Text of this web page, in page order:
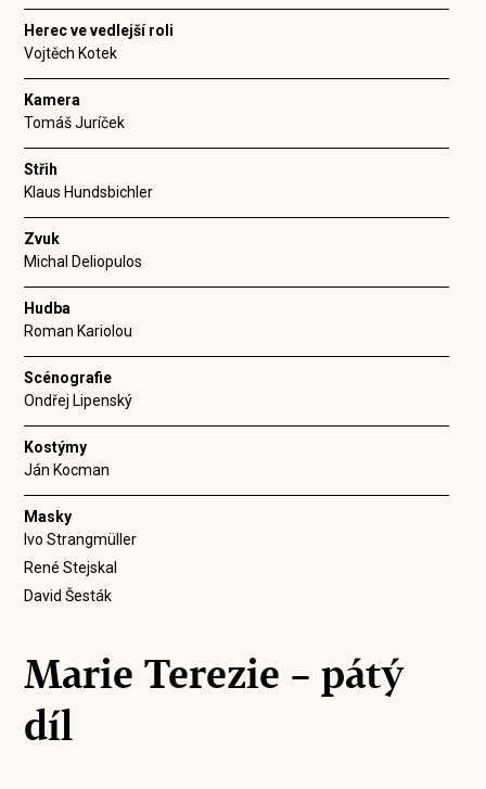
Herec ve vedlejší roli
Vojtěch Kotek
Kamera
Tomáš Juríček
Střih
Klaus Hundsbichler
Zvuk
Michal Deliopulos
Hudba
Roman Kariolou
Scénografie
Ondřej Lipenský
Kostýmy
Ján Kocman
Masky
Ivo Strangmüller
René Stejskal
David Šesták
Marie Terezie – pátý
díl